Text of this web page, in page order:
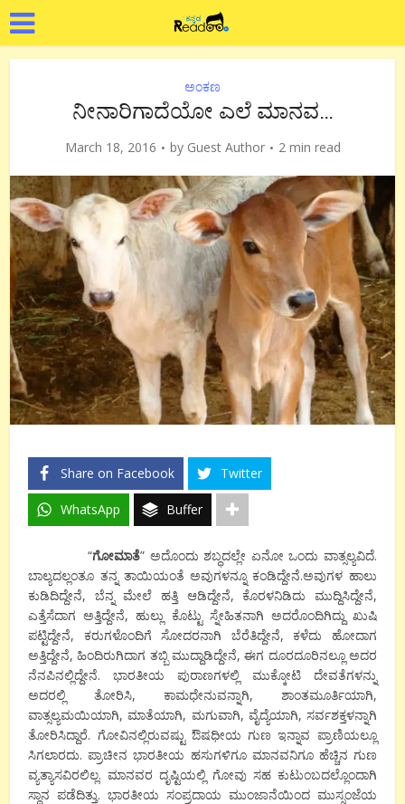
ಅಂಕಣ
ನೀನಾರಿಗಾದೆಯೋ ಎಲೆ ಮಾನವ…
March 18, 2016 by Guest Author 2 min read
Share on Facebook Twitter
WhatsApp Buffer
“ಗೋಮಾತೆ” ಅದೊಂದು ಶಬ್ಧದಲ್ಲೇ ಏನೋ ಒಂದು ವಾತ್ಸಲ್ಯವಿದೆ.
ಬಾಲ್ಯದಲ್ಲಂತೂ ತನ್ನ ತಾಯಿಯಂತೆ ಅವುಗಳನ್ನೂ ಕಂಡಿದ್ದೇನೆ.ಅವುಗಳ ಹಾಲು
ಕುಡಿದಿದ್ದೇನೆ, ಬೆನ್ನ ಮೇಲೆ ಹತ್ತಿ ಆಡಿದ್ದೇನೆ, ಕೊರಳನಿಡಿದು ಮುದ್ದಿಸಿದ್ದೇನೆ,
ಎತ್ತೆಸೆದಾಗ ಅತ್ತಿದ್ದೇನೆ, ಹುಲ್ಲು ಕೊಟ್ಟು ಸ್ನೇಹಿತನಾಗಿ ಅದರೊಂದಿಗಿದ್ದು ಖುಷಿ
ಪಟ್ಟಿದ್ದೇನೆ, ಕರುಗಳೊಂದಿಗೆ ಸೋದರನಾಗಿ ಬೆರೆತಿದ್ದೇನೆ, ಕಳೆದು ಹೋದಾಗ
ಅತ್ತಿದ್ದೇನೆ, ಹಿಂದಿರುಗಿದಾಗ ತಬ್ಬಿ ಮುದ್ದಾಡಿದ್ದೇನೆ, ಈಗ ದೂರದೂರಿನಲ್ಲೂ ಅದರ
ನೆನಪಿನಲ್ಲಿದ್ದೇನೆ. ಭಾರತೀಯ ಪುರಾಣಗಳಲ್ಲಿ ಮುಕ್ಕೋಟಿ ದೇವತೆಗಳನ್ನು
ಅದರಲ್ಲಿ ತೋರಿಸಿ, ಕಾಮಧೇನುವನ್ನಾಗಿ, ಶಾಂತಮೂರ್ತಿಯಾಗಿ,
ವಾತ್ಸಲ್ಯಮಯಿಯಾಗಿ, ಮಾತೆಯಾಗಿ, ಮಗುವಾಗಿ, ವೈದ್ಯೆಯಾಗಿ, ಸರ್ವಶಕ್ತಳನ್ನಾಗಿ
ತೋರಿಸಿದ್ದಾರೆ. ಗೋವಿನಲ್ಲಿರುವಷ್ಟು ಔಷಧೀಯ ಗುಣ ಇನ್ನಾವ ಪ್ರಾಣಿಯಲ್ಲೂ
ಸಿಗಲಾರದು. ಪ್ರಾಚೀನ ಭಾರತೀಯ ಹಸುಗಳಿಗೂ ಮಾನವನಿಗೂ ಹೆಚ್ಚಿನ ಗುಣ
ವ್ಯತ್ಯಾಸವಿರಲಿಲ್ಲ. ಮಾನವರ ದೃಷ್ಟಿಯಲ್ಲಿ ಗೋವು ಸಹ ಕುಟುಂಬದಲ್ಲೊಂದಾಗಿ
ಸ್ಥಾನ ಪಡೆದಿತ್ತು. ಭಾರತೀಯ ಸಂಪ್ರದಾಯ ಮುಂಜಾನೆಯಿಂದ ಮುಸ್ಸಂಜೆಯ